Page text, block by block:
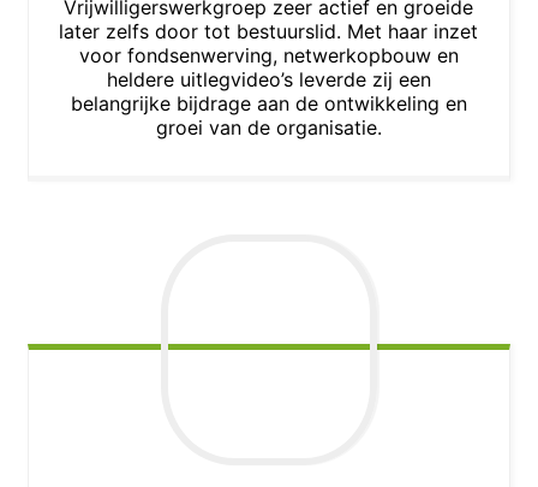
Vrijwilligerswerkgroep zeer actief en groeide
later zelfs door tot bestuurslid. Met haar inzet
voor fondsenwerving, netwerkopbouw en
heldere uitlegvideo’s leverde zij een
belangrijke bijdrage aan de ontwikkeling en
groei van de organisatie.